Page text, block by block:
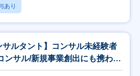
あり
サルタント】コンサル未経験者
ンサル/新規事業創出にも携われ